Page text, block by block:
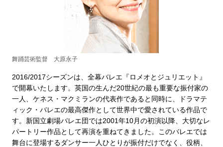
舞踊芸術監督 大原永子
2016/2017シーズンは、全幕バレエ『ロメオとジュリエット』
で開幕いたします。英国の生んだ20世紀の最も重要な振付家の
一人、ケネス・マクミランの代表作であると同時に、ドラマテ
ィック・バレエの最高傑作として世界中で愛されている作品で
す。新国立劇場バレエ団では2001年10月の初演以降、大切なレ
パートリー作品として再演を重ねてきました。このバレエでは
舞台に登場するダンサー一人ひとりが振付だけでなく、役柄、